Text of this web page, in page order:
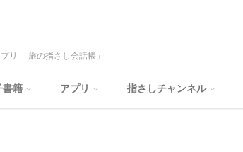
リ 「旅の指さし会話帳」
書籍 アプリ 指さしチャンネル